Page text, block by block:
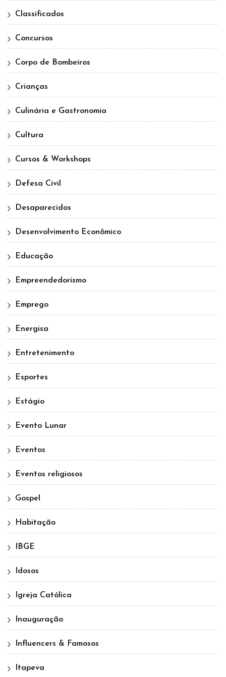
Classificados
Concursos
Corpo de Bombeiros
Crianças
Culinária e Gastronomia
Cultura
Cursos & Workshops
Defesa Civil
Desaparecidos
Desenvolvimento Econômico
Educação
Empreendedorismo
Emprego
Energisa
Entretenimento
Esportes
Estágio
Evento Lunar
Eventos
Eventos religiosos
Gospel
Habitação
IBGE
Idosos
Igreja Católica
Inauguração
Influencers & Famosos
Itapeva